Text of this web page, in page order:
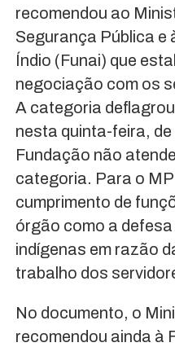
recomendou ao
Segurança Pública e
Índio (Funai) que
negociação com os
A categoria
nesta quinta-feira,
Fundação não
categoria. Para o
cumprimento de
órgão como a
indígenas em razão
trabalho dos
No documento, o
recomendou ainda à